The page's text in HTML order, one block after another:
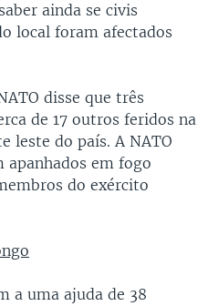
ainda se civis
local foram afectados
disse que três
de 17 outros feridos na
leste do país. A NATO
apanhados em fogo
do exército
a uma ajuda de 38